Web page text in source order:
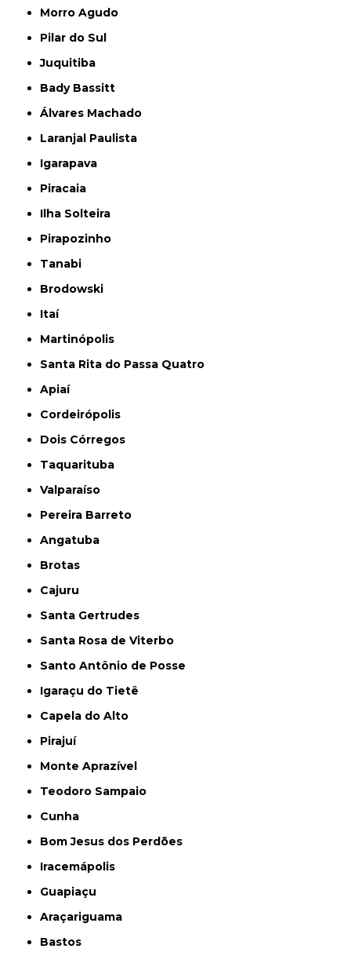
Morro Agudo
Pilar do Sul
Juquitiba
Bady Bassitt
Álvares Machado
Laranjal Paulista
Igarapava
Piracaia
Ilha Solteira
Pirapozinho
Tanabi
Brodowski
Itaí
Martinópolis
Santa Rita do Passa Quatro
Apiaí
Cordeirópolis
Dois Córregos
Taquarituba
Valparaíso
Pereira Barreto
Angatuba
Brotas
Cajuru
Santa Gertrudes
Santa Rosa de Viterbo
Santo Antônio de Posse
Igaraçu do Tietê
Capela do Alto
Pirajuí
Monte Aprazível
Teodoro Sampaio
Cunha
Bom Jesus dos Perdões
Iracemápolis
Guapiaçu
Araçariguama
Bastos